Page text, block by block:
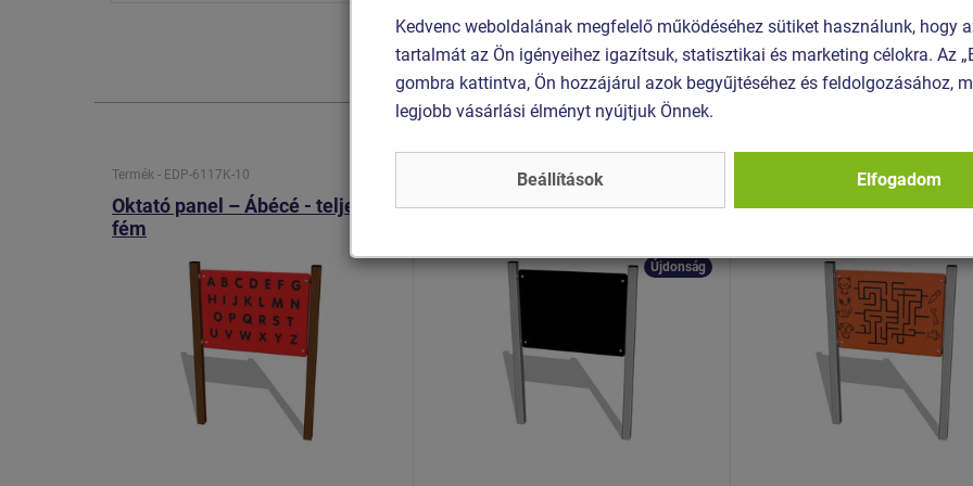
Hasonlótermék
Termék - EDP-6117K-10
Oktató panel – Ábécé - teljes
fém
Termék - KTA-6100K-10
Kétoldalas rajztábla KTA6100K
Újdonság
Termék - EDP-6127K-10
Oktató panel – Labirintus
Kedvenc weboldalának megfelelő működéséhez sütiket használunk, hogy
tartalmát az Ön igényeihez igazítsuk, statisztikai és marketing célokra. Az
gombra kattintva, Ön hozzájárul azok begyűjtéséhez és feldolgozásához,
legjobb vásárlási élményt nyújtjuk Önnek.
Beállítások Elfogadom